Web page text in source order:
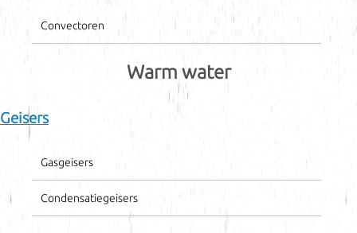
Convectoren
Warm water
Geisers
Gasgeisers
Condensatiegeisers